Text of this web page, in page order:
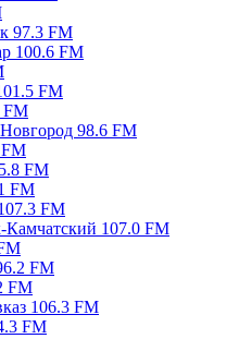
97.3 FM
100.6 FM
FM
FM
98.6 FM
FM
FM
FM
107.0 FM
FM
FM
106.3 FM
FM